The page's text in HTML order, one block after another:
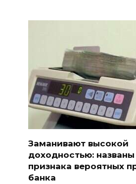
Заманивают высокой
доходностью:
признака вероятных
банка